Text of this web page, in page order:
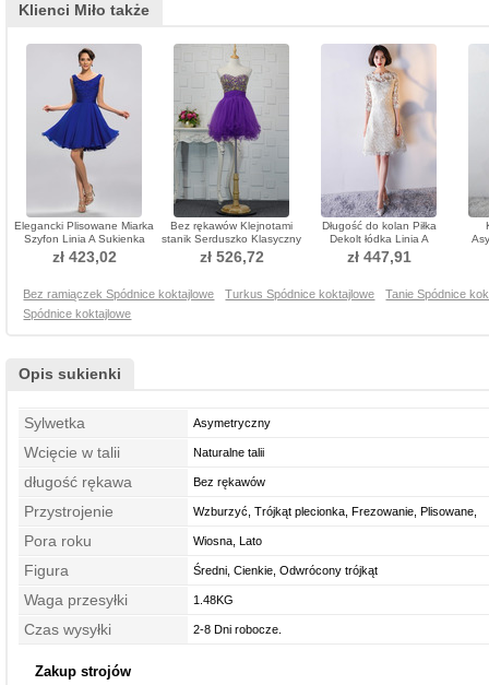
Klienci Miło także
Elegancki Plisowane Miarka
Szyfon Linia A Sukienka
koktajlowe
zł 423,02
Bez rękawów Klejnotami
stanik Serduszko Klasyczny
Sukienka koktajlowe
zł 526,72
Długość do kolan Piłka
Dekolt łódka Linia A
Sukienka koktajlowe
zł 447,91
Bez ramiączek Spódnice koktajlowe Turkus Spódnice koktajlowe
Tanie Spódnice
Spódnice koktajlowe
Opis sukienki
Sylwetka Asymetryczny
Wcięcie w talii Naturalne talii
długość rękawa Bez rękawów
Przystrojenie Wzburzyć, Trójkąt plecionka, Frezowanie, Plisowane,
Nanoszone
Pora roku Wiosna, Lato
Figura Średni, Cienkie, Odwrócony trójkąt
Waga przesyłki 1.48KG
Czas wysyłki 2-8 Dni robocze.
Zakup strojów